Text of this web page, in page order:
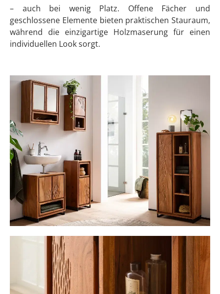
– auch bei wenig Platz. Offene Fächer und
geschlossene Elemente bieten praktischen Stauraum,
während die einzigartige Holzmaserung für einen
individuellen Look sorgt.